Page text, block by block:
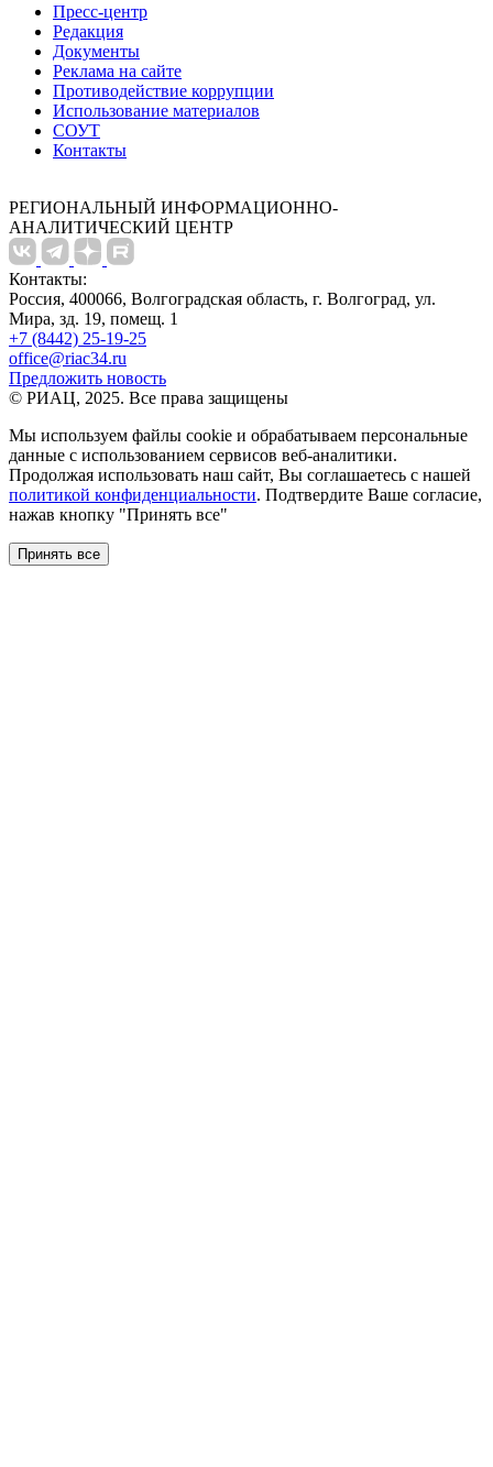
Пресс-центр
Редакция
Документы
Реклама на сайте
Противодействие коррупции
Использование материалов
СОУТ
Контакты
РЕГИОНАЛЬНЫЙ ИНФОРМАЦИОННО-
АНАЛИТИЧЕСКИЙ ЦЕНТР
Контакты:
Россия, 400066, Волгоградская область, г. Волгоград, ул.
Мира, зд. 19, помещ. 1
+7 (8442) 25-19-25
office@riac34.ru
Предложить новость
© РИАЦ, 2025. Все права защищены
Мы используем файлы сookie и обрабатываем персональные
данные с использованием сервисов веб-аналитики.
Продолжая использовать наш сайт, Вы соглашаетесь с нашей
политикой конфиденциальности. Подтвердите Ваше согласие,
нажав кнопку "Принять все"
Принять все